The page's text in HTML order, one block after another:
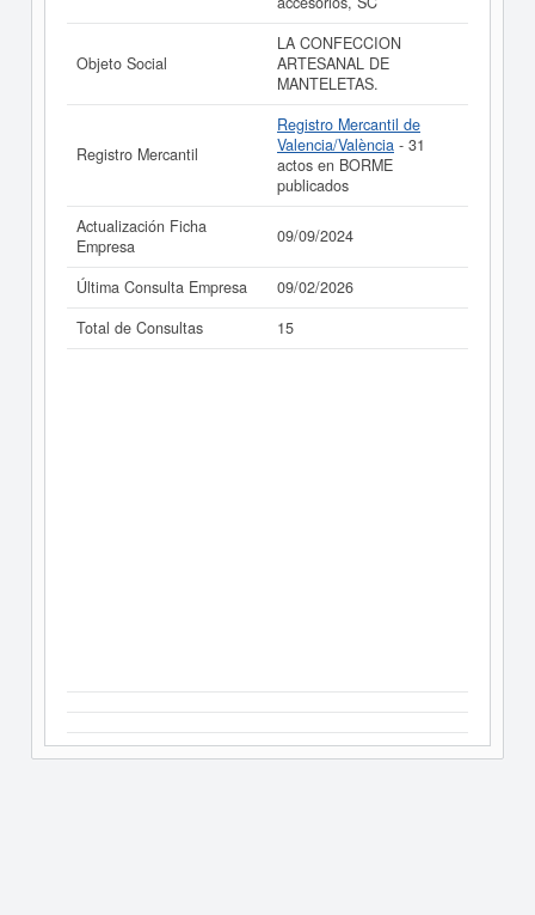
acceder inmediatamente a este
de MANTELETAS VALENCIANA
CHELO SRL (EXTINGUIDA) y consultar los resultados
de sus años de actividad, así como los balances y
cuentas de resultados disponibles.
La última actualización del informe de empresa se ha
realizado el 09/09/2024.
Objeto Social
LA CONFECCION
ARTESANAL DE
MANTELETAS.
Registro Mercantil
Registro Mercantil de
Valencia/València - 31
actos en BORME
publicados
Actualización Ficha
Empresa
09/09/2024
Última Consulta Empresa
09/02/2026
Total de Consultas
15